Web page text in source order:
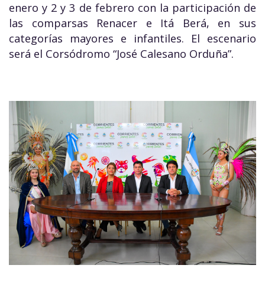
enero y 2 y 3 de febrero con la participación de
las comparsas Renacer e Itá Berá, en sus
categorías mayores e infantiles. El escenario
será el Corsódromo “José Calesano Orduña”.